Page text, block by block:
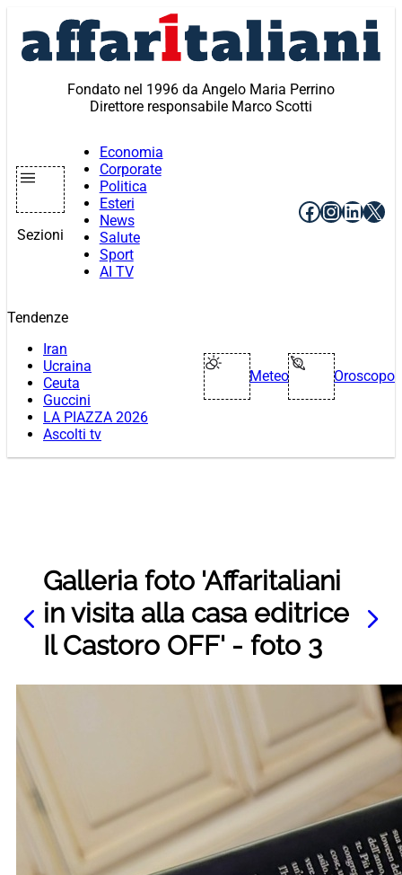
contenuto
Fondato nel 1996 da Angelo Maria Perrino
Direttore responsabile Marco Scotti
Sezioni
Economia
Corporate
Politica
Esteri
News
Salute
Sport
AI TV
Facebook
X
Tendenze
Iran
Ucraina
Ceuta
Guccini
LA PIAZZA 2026
Ascolti tv
Meteo Oroscopo
Galleria foto 'Affaritaliani
in visita alla casa editrice
Il Castoro OFF' - foto 3